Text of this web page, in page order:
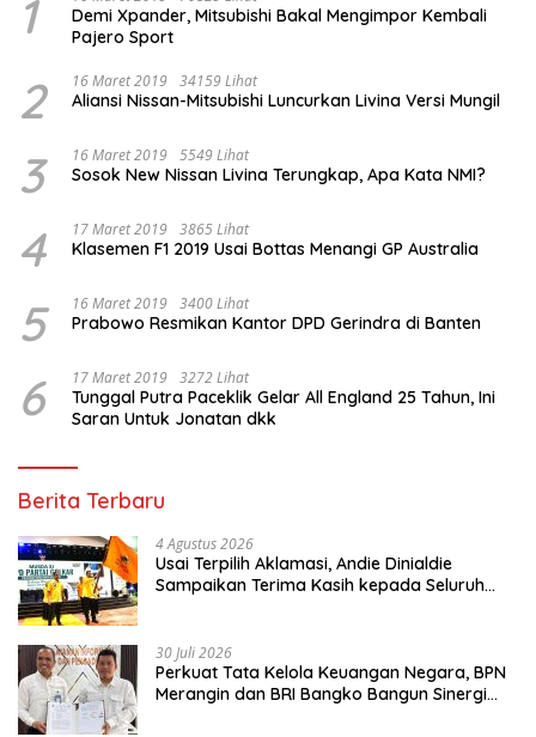
1
Demi Xpander, Mitsubishi Bakal Mengimpor Kembali
Pajero Sport
2 16 Maret 2019 34159 Lihat
Aliansi Nissan-Mitsubishi Luncurkan Livina Versi Mungil
3 16 Maret 2019 5549 Lihat
Sosok New Nissan Livina Terungkap, Apa Kata NMI?
4 17 Maret 2019 3865 Lihat
Klasemen F1 2019 Usai Bottas Menangi GP Australia
5 16 Maret 2019 3400 Lihat
Prabowo Resmikan Kantor DPD Gerindra di Banten
6 17 Maret 2019 3272 Lihat
Tunggal Putra Paceklik Gelar All England 25 Tahun, Ini
Saran Untuk Jonatan dkk
Berita Terbaru
4 Agustus 2026
Usai Terpilih Aklamasi, Andie Dinialdie
Sampaikan Terima Kasih kepada Seluruh
30 Juli 2026
Perkuat Tata Kelola Keuangan Negara, BPN
Merangin dan BRI Bangko Bangun Sinergi